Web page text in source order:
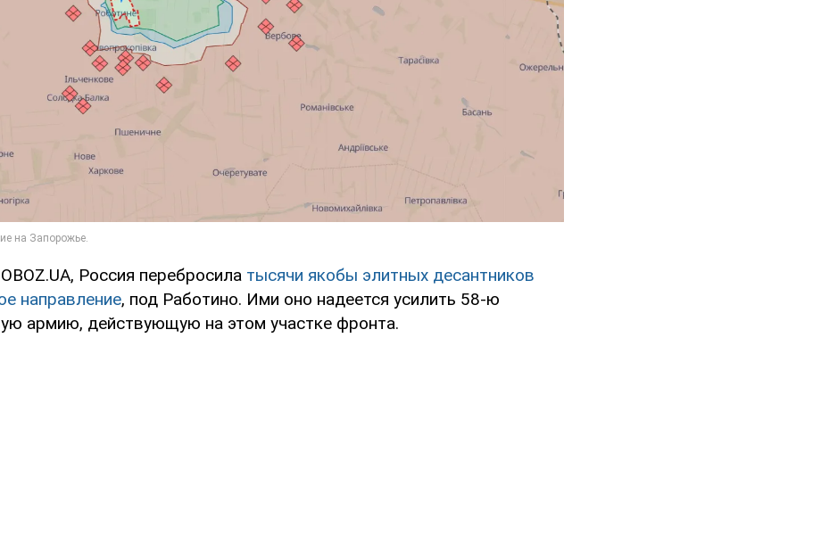
Россия перебросила тысячи якобы элитных десантников
направление, под Работино. Ими оно надеется усилить 58-ю
армию, действующую на этом участке фронта.